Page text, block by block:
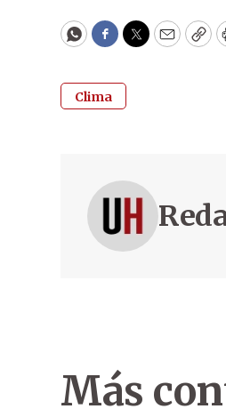
WhatsApp
Facebook
Twitter
Email
Clima
Más